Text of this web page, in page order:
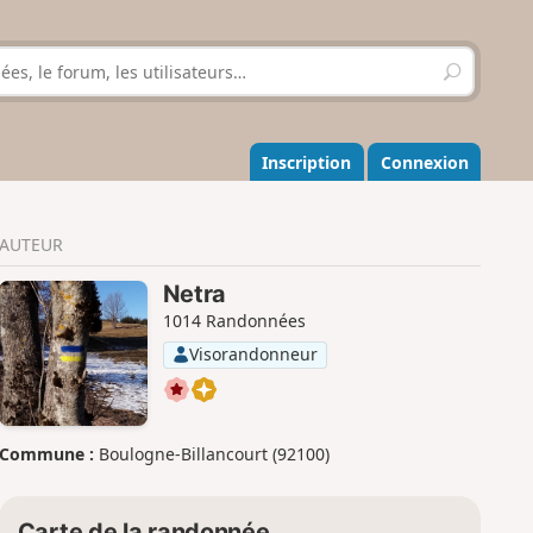
R
e
h
e
r
r
Inscription Connexion
AUTEUR
Netra
1014 Randonnées
Visorandonneur
Commune : Boulogne-Billancourt (92100)